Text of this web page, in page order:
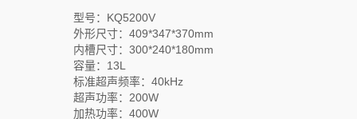
型号：KQ5200V
外形尺寸：409*347*370mm
内槽尺寸：300*240*180mm
容量：13L
标准超声频率：40kHz
超声功率：200W
加热功率：400W